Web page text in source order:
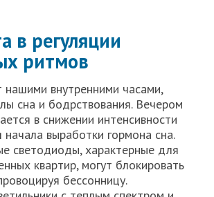
в регуляции
ритмов
нашими внутренними часами,
сна и бодрствования. Вечером
в снижении интенсивности
выработки гормона сна.
светодиоды, характерные для
квартир, могут блокировать
бессонницу.